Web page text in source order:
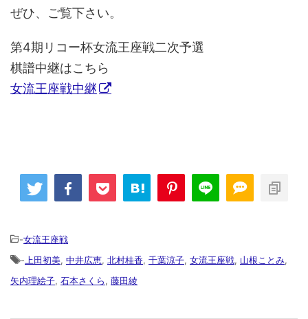
ぜひ、ご覧下さい。
第4期リコー杯女流王座戦二次予選
棋譜中継はこちら
女流王座戦中継
-女流王座戦
- 上田初美, 中井広恵, 北村桂香, 千葉涼子, 女流王座戦, 山根ことみ,
矢内理絵子, 石本さくら, 藤田綾